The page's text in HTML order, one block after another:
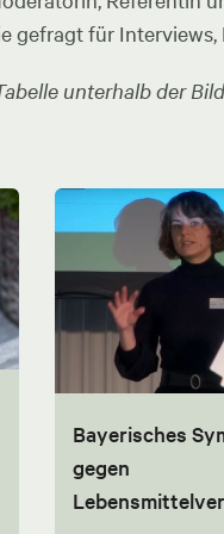
gefragt für
unterhalb der
Bayerisches
gegen